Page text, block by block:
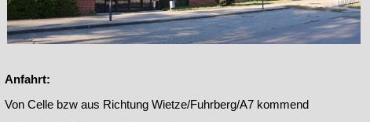
Anfahrt:
Von Celle bzw aus Richtung Wietze/Fuhrberg/A7 kommend